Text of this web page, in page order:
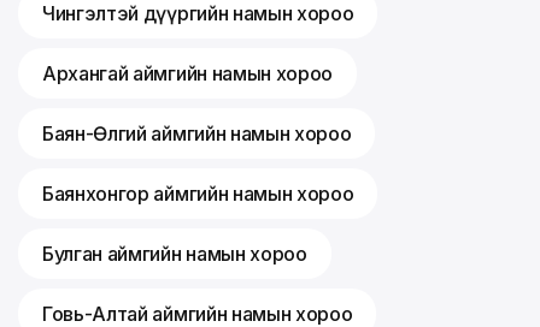
Чингэлтэй дүүргийн намын хороо
Архангай аймгийн намын хороо
Баян-Өлгий аймгийн намын хороо
Баянхонгор аймгийн намын хороо
Булган аймгийн намын хороо
Говь-Алтай аймгийн намын хороо